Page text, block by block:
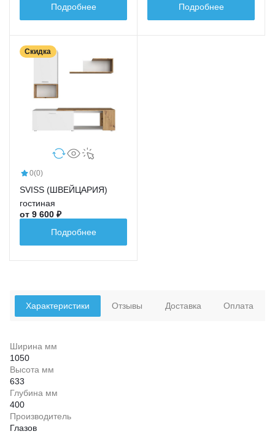
Подробнее
Подробнее
Скидка
0(0)
SVISS (ШВЕЙЦАРИЯ)
гостиная
от 9 600 ₽
Подробнее
Характеристики
Ширина мм
1050
Высота мм
633
Глубина мм
400
Производитель
Глазов
Отзывы Доставка Оплата